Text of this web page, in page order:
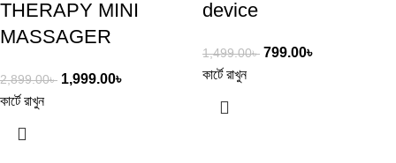
THERAPY MINI
MASSAGER
2,899.00৳ 1,999.00৳
কার্টে রাখুন
device
1,499.00৳ 799.00৳
কার্টে রাখুন